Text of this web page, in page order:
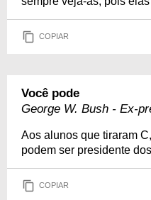
COPIAR
Você pode
George W. Bush - Ex-
Aos alunos que tiraram
podem ser presidente
COPIAR